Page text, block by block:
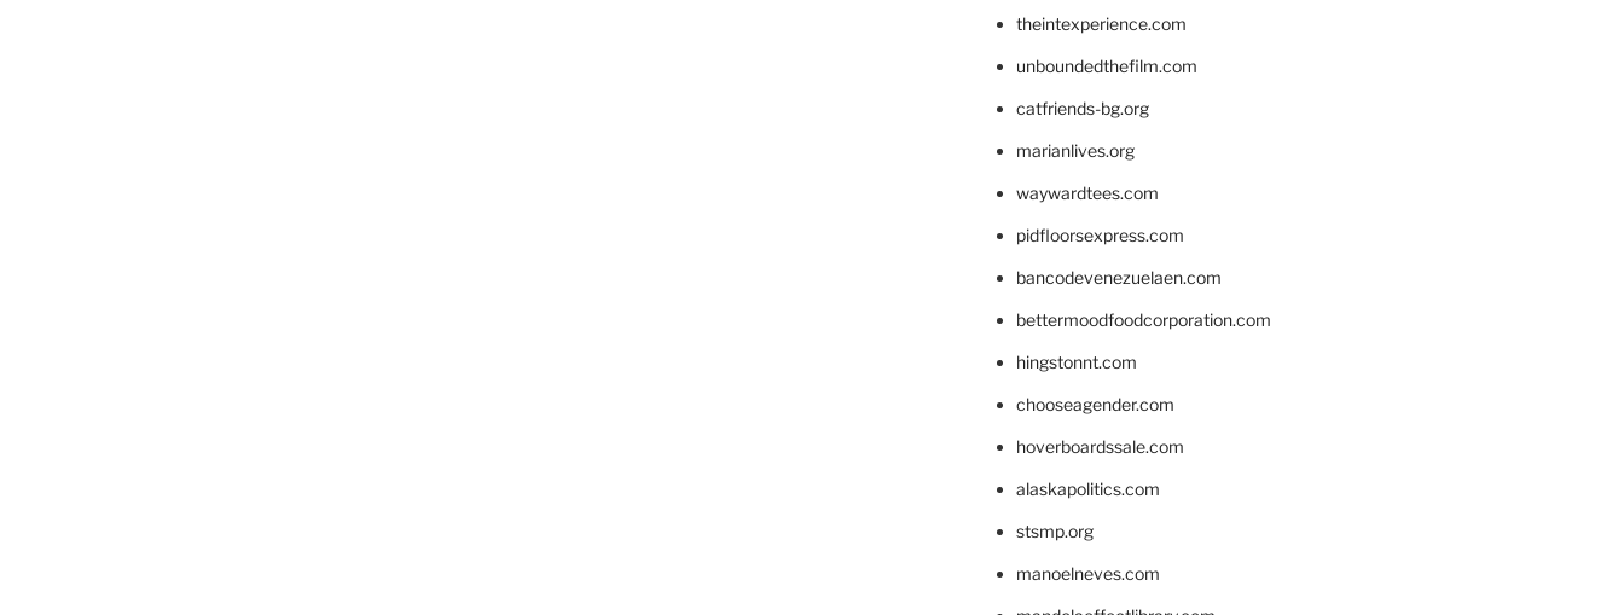
theintexperience.com
unboundedthefilm.com
catfriends-bg.org
marianlives.org
waywardtees.com
pidfloorsexpress.com
bancodevenezuelaen.com
bettermoodfoodcorporation.com
hingstonnt.com
chooseagender.com
hoverboardssale.com
alaskapolitics.com
stsmp.org
manoelneves.com